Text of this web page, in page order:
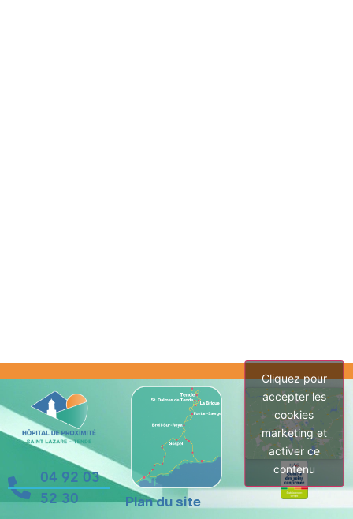
Plan du site
Cliquez pour
accepter les
cookies
marketing et
activer ce
contenu
04 92 03
52 30